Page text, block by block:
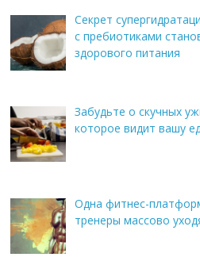
Секрет
с пребиотиками
здорового питания
Забудьте о скучных
которое видит вашу
Одна фитнес-
тренеры массово